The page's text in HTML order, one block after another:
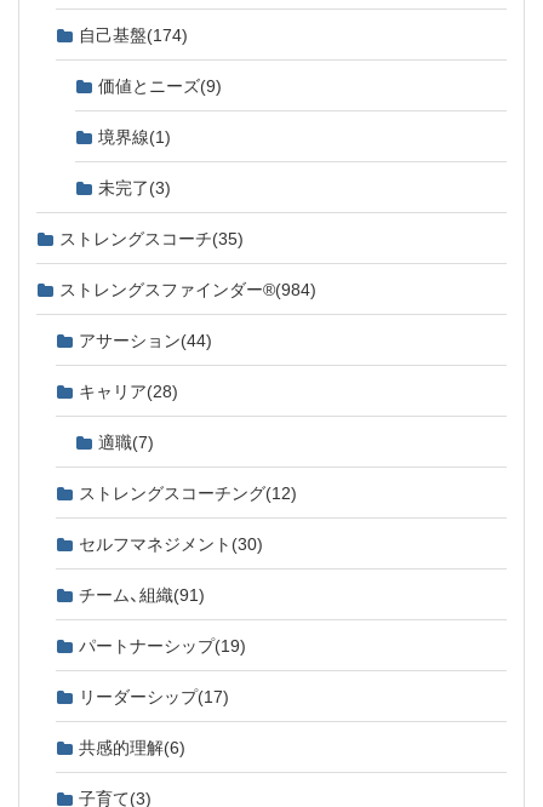
自己基盤(174)
価値とニーズ(9)
境界線(1)
未完了(3)
ストレングスコーチ(35)
ストレングスファインダー®(984)
アサーション(44)
キャリア(28)
適職(7)
ストレングスコーチング(12)
セルフマネジメント (30)
チーム、組織(91)
パートナーシップ(19)
リーダーシップ(17)
共感的理解(6)
子育て(3)